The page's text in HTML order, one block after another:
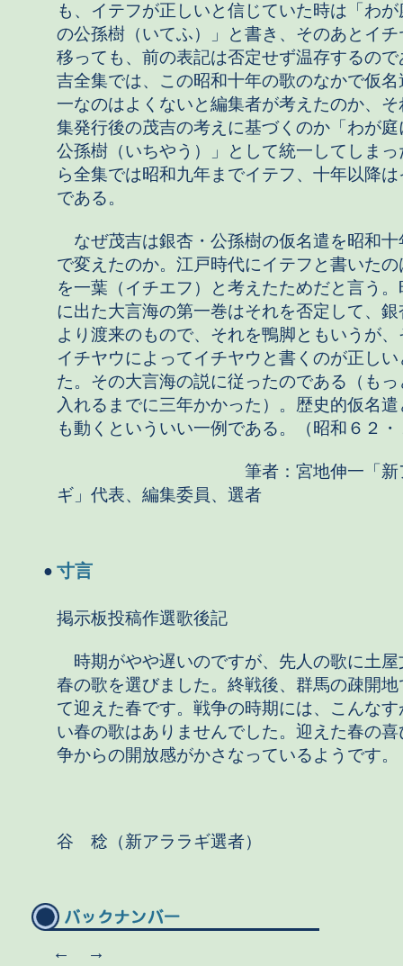
も、イテフが正しいと信じていた時は「わ
の公孫樹（いてふ）」と書き、そのあとイ
移っても、前の表記は否定せず温存するの
吉全集では、この昭和十年の歌のなかで仮
一なのはよくないと編集者が考えたのか、
集発行後の茂吉の考えに基づくのか「わが
公孫樹（いちやう）」として統一してしま
ら全集では昭和九年までイテフ、十年以降
である。
なぜ茂吉は銀杏・公孫樹の仮名遣を昭和十
で変えたのか。江戸時代にイテフと書いた
を一葉（イチエフ）と考えたためだと言う
に出た大言海の第一巻はそれを否定して、
より渡来のもので、それを鴨脚ともいうが
イチヤウによってイチヤウと書くのが正しい
た。その大言海の説に従ったのである（も
入れるまでに三年かかった）。歴史的仮名
も動くといういい一例である。（昭和６２・
筆者：宮地伸一「新ア
ギ」代表、編集委員、選者
● 寸言
掲示板投稿作選歌後記
時期がやや遅いのですが、先人の歌に土屋
春の歌を選びました。終戦後、群馬の疎開
て迎えた春です。戦争の時期には、こんな
い春の歌はありませんでした。迎えた春の
争からの開放感がかさなっているようです。
谷 稔（新アララギ選者）
← →